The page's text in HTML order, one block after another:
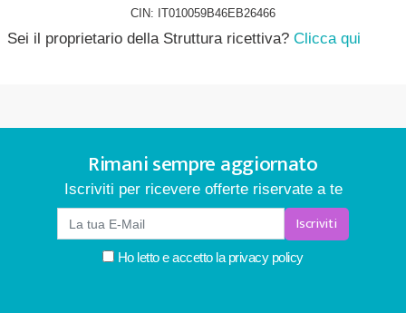
CIN: IT010059B46EB26466
Sei il proprietario della Struttura ricettiva? Clicca qui
Rimani sempre aggiornato
Iscriviti per ricevere offerte riservate a te
Iscriviti
Ho letto e accetto la privacy policy